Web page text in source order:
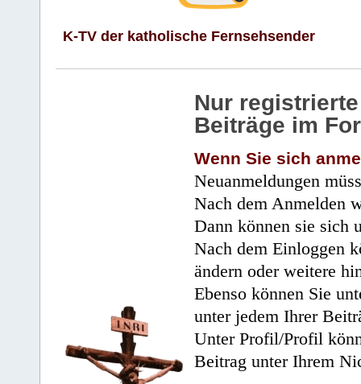
K-TV der katholische Fernsehsender
Nur
Beiträge im
Wenn Sie sich
Neuanmeldungen
Nach dem Anmelden
Dann können sie sich
Nach dem Einloggen
ändern oder weitere
Ebenso können Sie
unter jedem Ihrer
Unter Profil/Profil
Beitrag unter Ihrem